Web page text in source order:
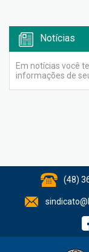
Notícias
Em notícias você
informações de
(48)